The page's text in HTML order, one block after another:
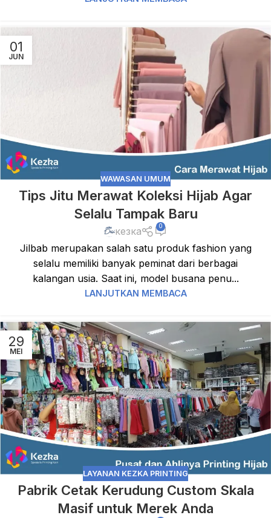
01
JUN
WAWASAN UMUM
Tips Jitu Merawat Koleksi Hijab Agar
Selalu Tampak Baru
кезка 0
Jilbab merupakan salah satu produk fashion yang
selalu memiliki banyak peminat dari berbagai
kalangan usia. Saat ini, model busana penu...
LANJUTKAN MEMBACA
29
MEI
LAYANAN KEZKA PRINTING
Pabrik Cetak Kerudung Custom Skala
Masif untuk Merek Anda